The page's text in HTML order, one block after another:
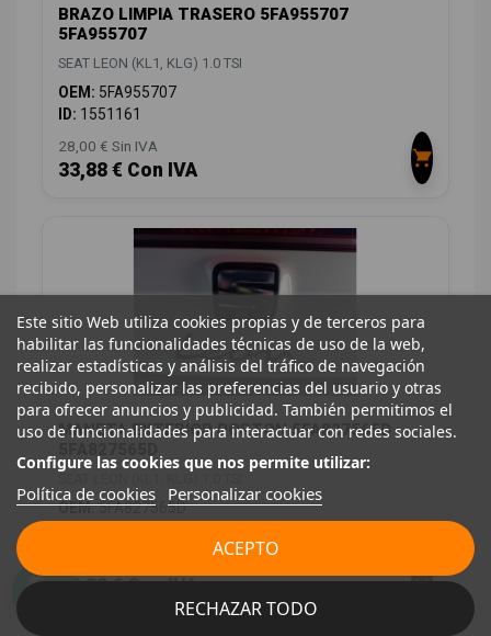
BRAZO LIMPIA TRASERO 5FA955707
5FA955707
SEAT LEON (KL1, KLG) 1.0 TSI
OEM: 5FA955707
ID: 1551161
28,00 € Sin IVA
33,88 € Con IVA
MANETA EXTERIOR PORTON 5FA827565D
OEM:5FA827565D
33,88 € Con IVA
Este sitio Web utiliza cookies propias y de terceros para
habilitar las funcionalidades técnicas de uso de la web,
realizar estadísticas y análisis del tráfico de navegación
recibido, personalizar las preferencias del usuario y otras
para ofrecer anuncios y publicidad. También permitimos el
uso de funcionalidades para interactuar con redes sociales.
Configure las cookies que nos permite utilizar:
Política de cookies Personalizar cookies
RECHAZAR TODO
ACEPTO